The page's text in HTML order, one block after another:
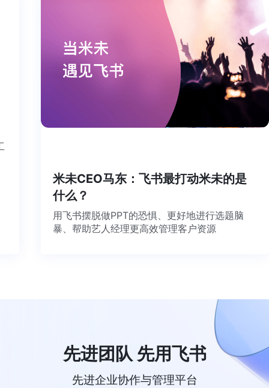
个工
米未CEO马东：飞书最打动米未的
什么？
用飞书摆脱做PPT的恐惧、更好地进行选题脑
暴、帮助艺人经理更高效管理客户资源
先进团队 先用飞书
先进企业协作与管理平台